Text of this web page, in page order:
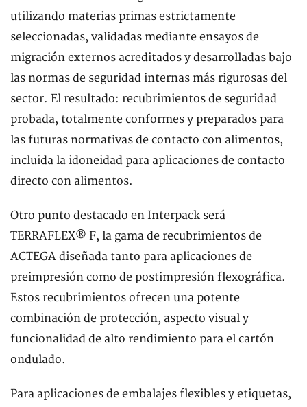
utilizando materias primas estrictamente
seleccionadas, validadas mediante ensayos de
migración externos acreditados y desarrolladas bajo
las normas de seguridad internas más rigurosas del
sector. El resultado: recubrimientos de seguridad
probada, totalmente conformes y preparados para
las futuras normativas de contacto con alimentos,
incluida la idoneidad para aplicaciones de contacto
directo con alimentos.
Otro punto destacado en Interpack será
TERRAFLEX® F, la gama de recubrimientos de
ACTEGA diseñada tanto para aplicaciones de
preimpresión como de postimpresión flexográfica.
Estos recubrimientos ofrecen una potente
combinación de protección, aspecto visual y
funcionalidad de alto rendimiento para el cartón
ondulado.
Para aplicaciones de embalajes flexibles y etiquetas,